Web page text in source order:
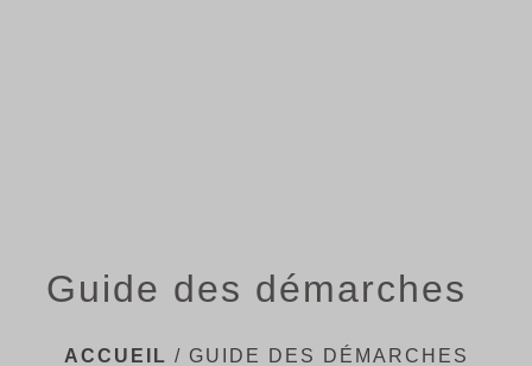
Guide des démarches
ACCUEIL / GUIDE DES DÉMARCHES